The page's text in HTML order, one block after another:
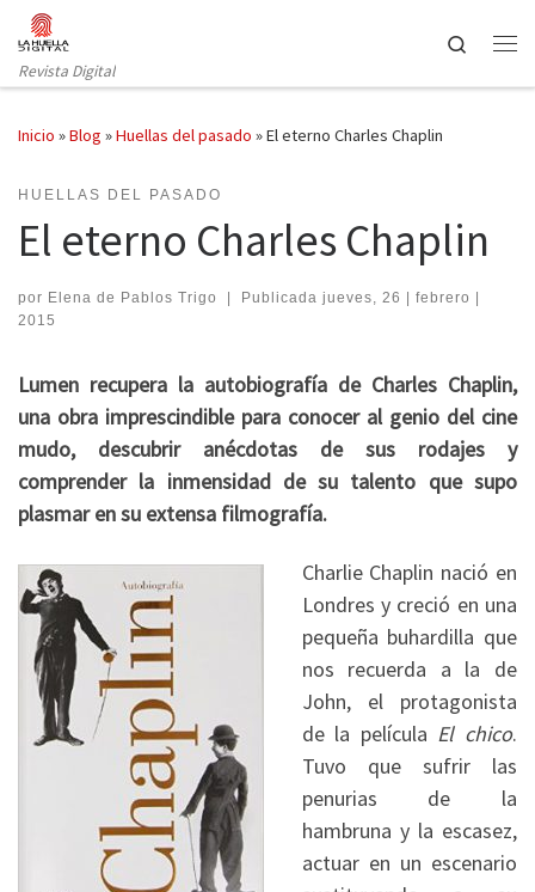
Saltar al contenido
Revista Digital
Search
Inicio »Blog »Huellas del pasado »El eterno Charles Chaplin
HUELLAS DEL PASADO
El eterno Charles Chaplin
por Elena de Pablos Trigo | Publicada jueves, 26 | febrero |
2015
Lumen recupera la autobiografía de Charles Chaplin,
una obra imprescindible para conocer al genio del cine
mudo, descubrir anécdotas de sus rodajes y
comprender la inmensidad de su talento que supo
plasmar en su extensa filmografía.
Charlie Chaplin nació en
Londres y creció en una
pequeña buhardilla que
nos recuerda a la de
John, el protagonista
de la película El chico.
Tuvo que sufrir las
penurias de la
hambruna y la escasez,
actuar en un escenario